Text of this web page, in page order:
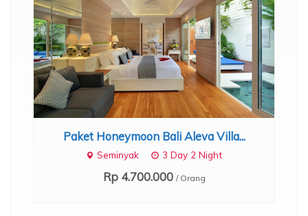
Paket Honeymoon Bali Kriyamaha V...
Legian 3 Day 2 Night
Rp 3.800.000